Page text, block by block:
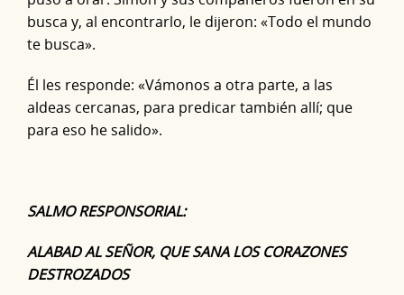
busca y, al encontrarlo, le dijeron: «Todo el mundo
te busca».
Él les responde: «Vámonos a otra parte, a las
aldeas cercanas, para predicar también allí; que
para eso he salido».
SALMO RESPONSORIAL:
ALABAD AL SEÑOR, QUE SANA LOS CORAZONES
DESTROZADOS